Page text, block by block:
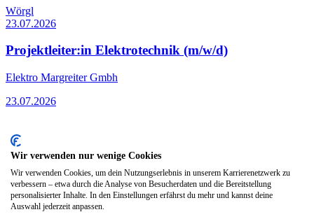
Wörgl
23.07.2026
Projektleiter:in Elektrotechnik (m/w/d)
Elektro Margreiter Gmbh
23.07.2026
Wörgl
23.07.2026
HTL-Absolvent:in Elektrotechnik (m/w/d)
Wir verwenden nur wenige Cookies
Wir verwenden Cookies, um dein Nutzungserlebnis in unserem Karrierenetzwerk zu
verbessern – etwa durch die Analyse von Besucherdaten und die Bereitstellung
personalisierter Inhalte. In den Einstellungen erfährst du mehr und kannst deine
Auswahl jederzeit anpassen.